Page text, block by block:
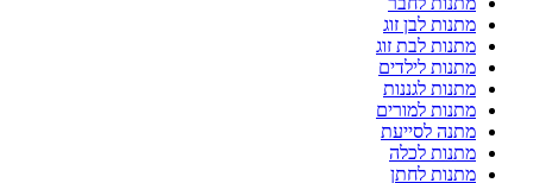
מתנות לבן זוג
מתנות לבת זוג
מתנות לילדים
מתנות לגננות
מתנות למורים
מתנה לסייעת
מתנות לכלה
מתנות לחתן